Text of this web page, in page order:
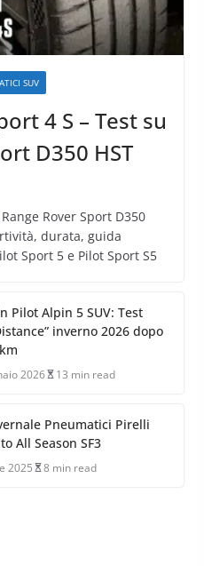
SUV
4 S – Test su
D350 HST
Rover Sport D350
durata, guida
Sport 5 e Pilot Sport S5
Pilot Alpin 5 SUV: Test
inverno 2026 dopo
2026 13 min read
Pneumatici Pirelli
All Season SF3
2025 8 min read